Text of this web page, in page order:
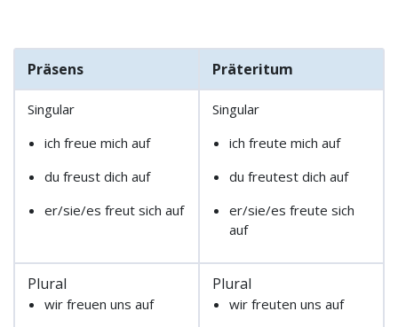
Präsens Präteritum
Singular
ich freue mich auf
du freust dich auf
er/sie/es freut sich auf
Singular
ich freute mich auf
du freutest dich auf
er/sie/es freute sich
auf
Plural
wir freuen uns auf
Plural
wir freuten uns auf